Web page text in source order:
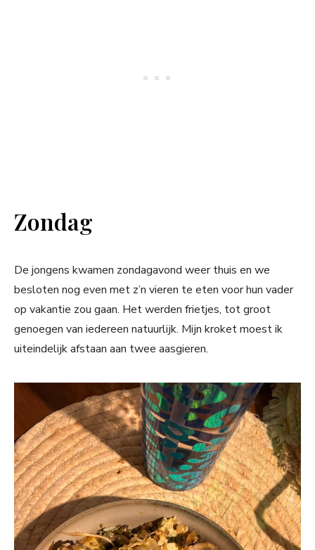
Zondag
De jongens kwamen zondagavond weer thuis en we
besloten nog even met z’n vieren te eten voor hun vader
op vakantie zou gaan. Het werden frietjes, tot groot
genoegen van iedereen natuurlijk. Mijn kroket moest ik
uiteindelijk afstaan aan twee aasgieren.